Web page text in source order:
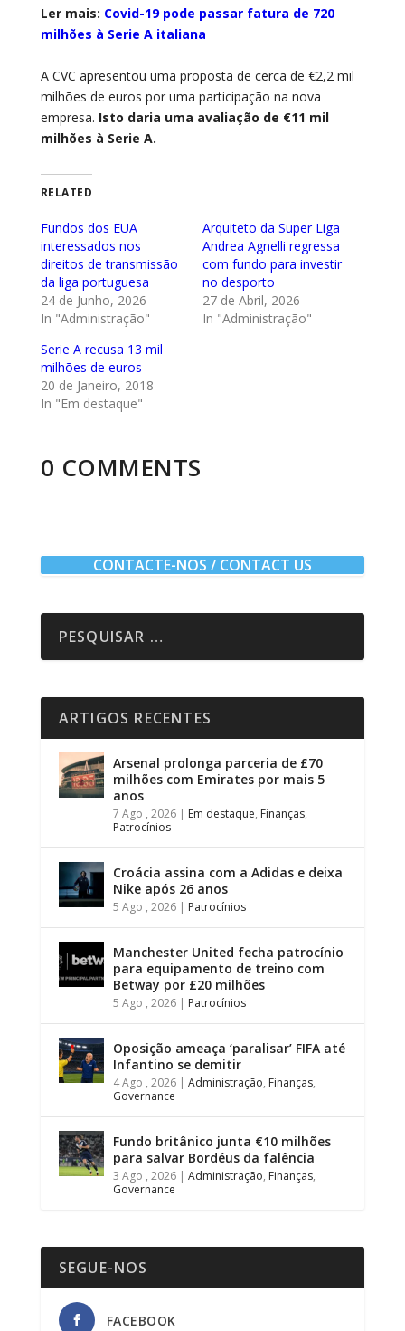
Ler mais: Covid-19 pode passar fatura de 720
milhões à Serie A italiana
A CVC apresentou uma proposta de cerca de €2,2 mil
milhões de euros por uma participação na nova
empresa. Isto daria uma avaliação de €11 mil
milhões à Serie A.
RELATED
Fundos dos EUA
interessados nos
direitos de transmissão
da liga portuguesa
24 de Junho, 2026
In "Administração"
Arquiteto da Super Liga
Andrea Agnelli regressa
com fundo para investir
no desporto
27 de Abril, 2026
In "Administração"
Serie A recusa 13 mil
milhões de euros
20 de Janeiro, 2018
In "Em destaque"
0 COMMENTS
CONTACTE-NOS / CONTACT US
ARTIGOS RECENTES
Arsenal prolonga parceria de £70
milhões com Emirates por mais 5
anos
7 Ago , 2026| Em destaque, Finanças,
Patrocínios
Croácia assina com a Adidas e deixa
Nike após 26 anos
5 Ago , 2026| Patrocínios
Manchester United fecha patrocínio
para equipamento de treino com
Betway por £20 milhões
5 Ago , 2026| Patrocínios
Oposição ameaça ‘paralisar’ FIFA até
Infantino se demitir
4 Ago , 2026| Administração, Finanças,
Governance
Fundo britânico junta €10 milhões
para salvar Bordéus da falência
3 Ago , 2026| Administração, Finanças,
Governance
SEGUE-NOS
FACEBOOK